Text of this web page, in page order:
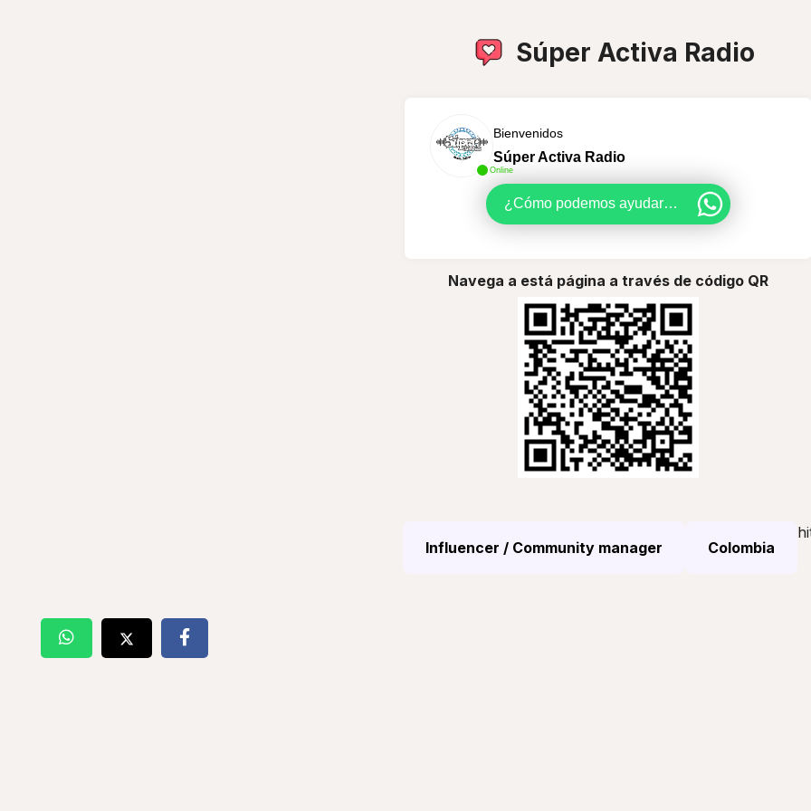
Súper Activa Radio
Online
Bienvenidos
Súper Activa Radio
¿Cómo podemos ayudarte?
Navega a está página a través de código QR
Influencer / Community manager Colombia